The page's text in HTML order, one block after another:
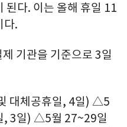
된다. 이는 올해 휴일 11
다.
기관을 기준으로 3일
대체공휴일, 4일) △5
, 3일) △5월 27~29일